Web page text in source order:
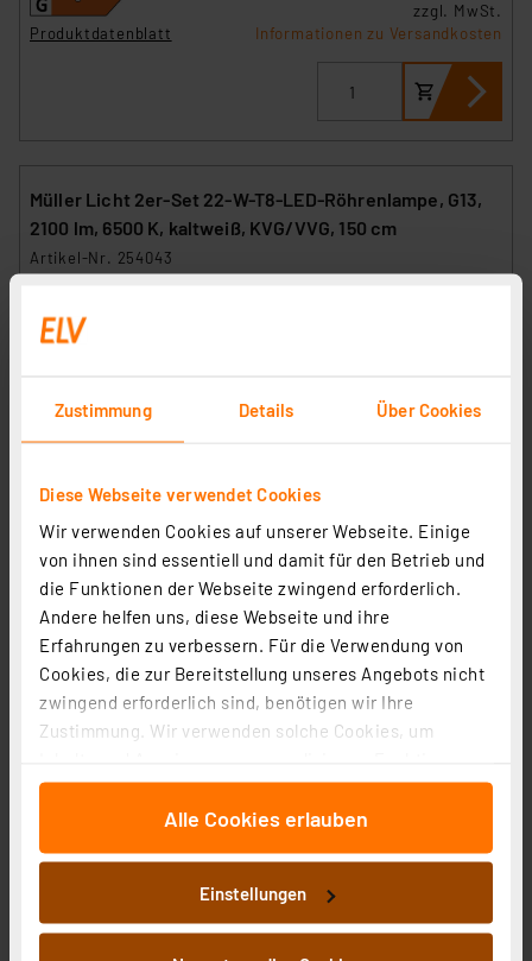
Zustimmung Details Über Cookies
Diese Webseite verwendet Cookies
Wir verwenden Cookies auf unserer Webseite. Einige
von ihnen sind essentiell und damit für den Betrieb und
die Funktionen der Webseite zwingend erforderlich.
Andere helfen uns, diese Webseite und ihre
Erfahrungen zu verbessern. Für die Verwendung von
Cookies, die zur Bereitstellung unseres Angebots nicht
zwingend erforderlich sind, benötigen wir Ihre
Zustimmung. Wir verwenden solche Cookies, um
für soziale Medien anbieten zu können und die Zugriffe
auf unsere Website zu analysieren. Außerdem geben
an unsere Partner für soziale Medien, Werbung und
Analysen weiter. Unsere Partner führen diese
Informationen möglicherweise mit weiteren Daten
Alle Cookies erlauben
Einstellungen
Produktdatenblatt
zzgl. MwSt.
Informationen zu Versandkosten
Müller Licht 2er-Set 22-W-T8-LED-Röhrenlampe, G13,
2100 lm, 6500 K, kaltweiß, KVG/VVG, 150 cm
Artikel-Nr. 254043
Müller Licht 3er-Set 24-W-T8-LED-Röhrenlampe, G13,
2200 lm, 3000 K, warmweiß, KVG/VVG, 150 cm
Produktdatenblatt
Informationen zu Versandkosten